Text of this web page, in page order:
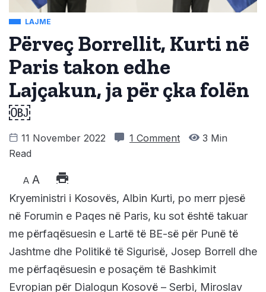
LAJME
Përveç Borrellit, Kurti në
Paris takon edhe
Lajçakun, ja për çka folën
￼
11 November 2022 1 Comment
3 Min
Read
A A
Kryeministri i Kosovës, Albin Kurti, po merr pjesë
në Forumin e Paqes në Paris, ku sot është takuar
me përfaqësuesin e Lartë të BE-së për Punë të
Jashtme dhe Politikë të Sigurisë, Josep Borrell dhe
me përfaqësuesin e posaçëm të Bashkimit
Evropian për Dialogun Kosovë – Serbi, Miroslav